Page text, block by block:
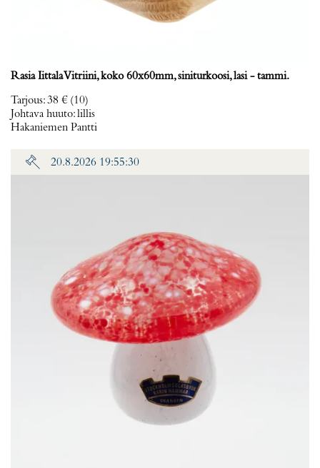
Rasia Iittala Vitriini, koko 60x60mm, siniturkoosi, lasi - tammi.
Tarjous:38 € (10)
Johtava huuto:lillis
Hakaniemen Pantti
20.8.2026 19:55:30